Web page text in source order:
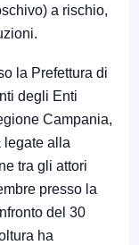
a rischio,
la Prefettura di
degli Enti
Campania,
legate alla
tra gli attori
presso la
del 30
ha